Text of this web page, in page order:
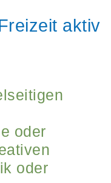
aktiv
oder
oder